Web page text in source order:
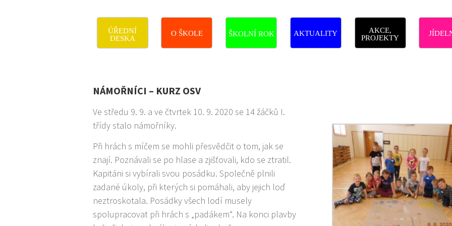
ÚŘEDNÍ
DESKA
O ŠKOLE ŠKOLNÍ ROK AKTUALITY
AKCE,
PROJEKTY
NÁMOŘNÍCI – KURZ OSV
Ve středu 9. 9. a ve čtvrtek 10. 9. 2020 se 14 žáčků I.
třídy stalo námořníky.
Při hrách s míčem se mohli přesvědčit o tom, jak se
znají. Poznávali se po hlase a zjišťovali, kdo se ztratil.
Kapitáni si vybírali svou posádku. Společně plnili
zadané úkoly, při kterých si pomáhali, aby jejich loď
neztroskotala. Posádky všech lodí musely
spolupracovat při hrách s „padákem“. Na konci plavby